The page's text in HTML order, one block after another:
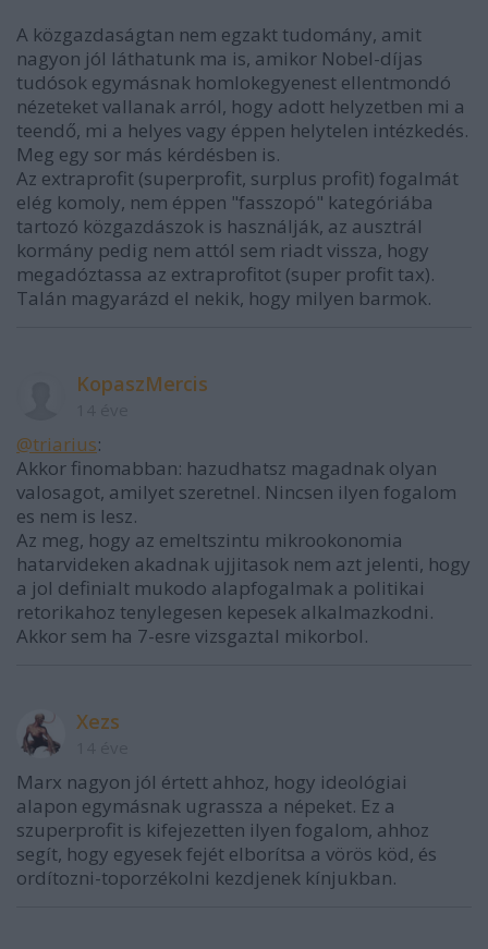
A közgazdaságtan nem egzakt tudomány, amit
nagyon jól láthatunk ma is, amikor Nobel-díjas
tudósok egymásnak homlokegyenest ellentmondó
nézeteket vallanak arról, hogy adott helyzetben mi a
teendő, mi a helyes vagy éppen helytelen intézkedés.
Meg egy sor más kérdésben is.
Az extraprofit (superprofit, surplus profit) fogalmát
elég komoly, nem éppen "fasszopó" kategóriába
tartozó közgazdászok is használják, az ausztrál
kormány pedig nem attól sem riadt vissza, hogy
megadóztassa az extraprofitot (super profit tax).
Talán magyarázd el nekik, hogy milyen barmok.
KopaszMercis
@triarius:
Akkor finomabban: hazudhatsz magadnak olyan
valosagot, amilyet szeretnel. Nincsen ilyen fogalom
es nem is lesz.
Az meg, hogy az emeltszintu mikrookonomia
hatarvideken akadnak ujjitasok nem azt jelenti, hogy
a jol definialt mukodo alapfogalmak a politikai
retorikahoz tenylegesen kepesek alkalmazkodni.
Akkor sem ha 7-esre vizsgaztal mikorbol.
Xezs
Marx nagyon jól értett ahhoz, hogy ideológiai
alapon egymásnak ugrassza a népeket. Ez a
szuperprofit is kifejezetten ilyen fogalom, ahhoz
segít, hogy egyesek fejét elborítsa a vörös köd, és
ordítozni-toporzékolni kezdjenek kínjukban.